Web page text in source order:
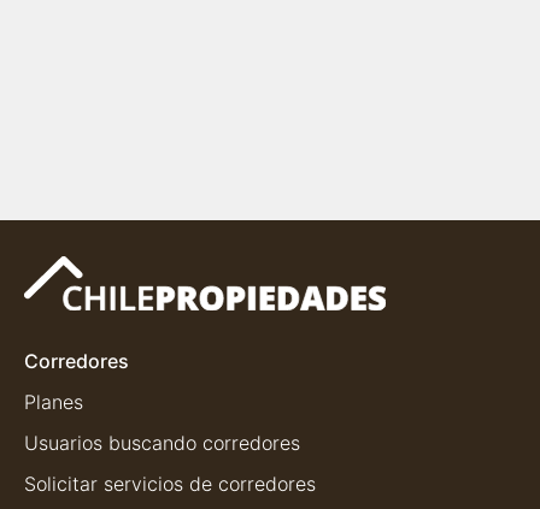
Corredores
Planes
Usuarios buscando corredores
Solicitar servicios de corredores